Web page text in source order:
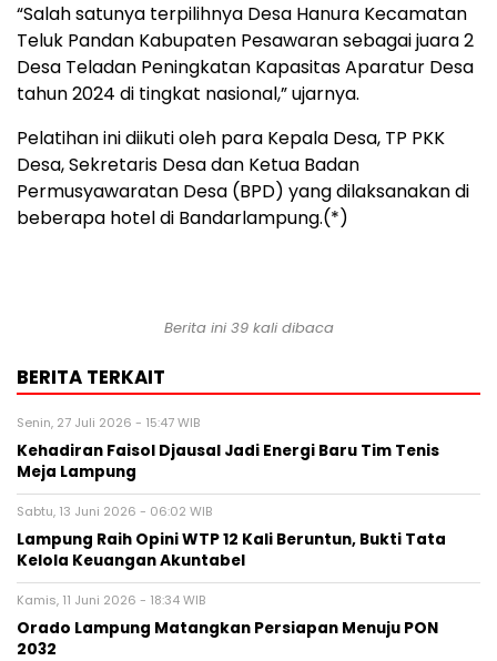
“Salah satunya terpilihnya Desa Hanura Kecamatan
Teluk Pandan Kabupaten Pesawaran sebagai juara 2
Desa Teladan Peningkatan Kapasitas Aparatur Desa
tahun 2024 di tingkat nasional,” ujarnya.
Pelatihan ini diikuti oleh para Kepala Desa, TP PKK
Desa, Sekretaris Desa dan Ketua Badan
Permusyawaratan Desa (BPD) yang dilaksanakan di
beberapa hotel di Bandarlampung.(*)
Berita ini 39 kali dibaca
BERITA TERKAIT
Senin, 27 Juli 2026 - 15:47 WIB
Kehadiran Faisol Djausal Jadi Energi Baru Tim Tenis
Meja Lampung
Sabtu, 13 Juni 2026 - 06:02 WIB
Lampung Raih Opini WTP 12 Kali Beruntun, Bukti Tata
Kelola Keuangan Akuntabel
Kamis, 11 Juni 2026 - 18:34 WIB
Orado Lampung Matangkan Persiapan Menuju PON
2032